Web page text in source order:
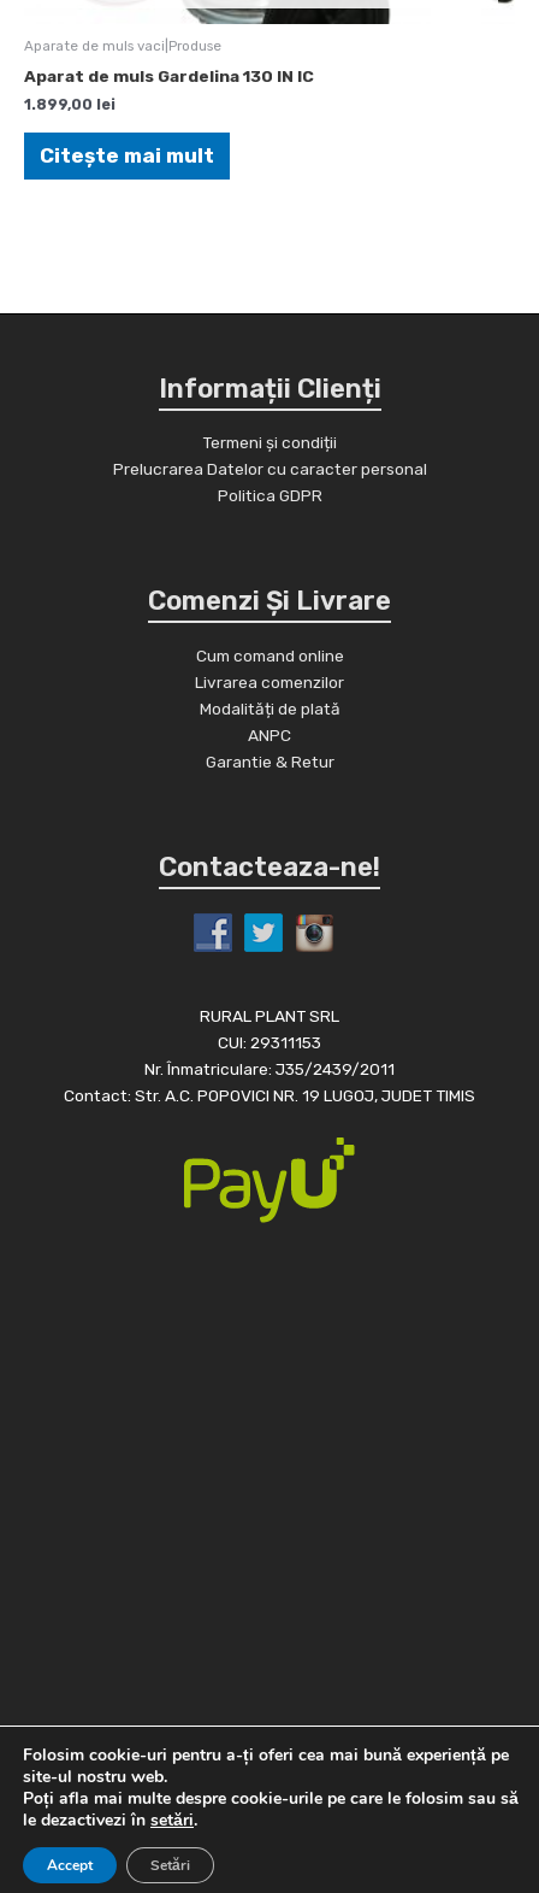
Aparate de muls vaci|Produse
Aparat de muls Gardelina 130 IN IC
1.899,00 lei
Citește mai mult
Informații Clienți
Termeni și condiții
Prelucrarea Datelor cu caracter personal
Politica GDPR
Comenzi Și Livrare
Cum comand online
Livrarea comenzilor
Modalități de plată
ANPC
Garantie & Retur
Contacteaza-ne!
RURAL PLANT SRL
CUI: 29311153
Nr. Înmatriculare: J35/2439/2011
Contact: Str. A.C. POPOVICI NR. 19 LUGOJ, JUDET TIMIS
Copyright © 2026 Banda de picurare |
Folosim cookie-uri pentru a-ți oferi cea mai bună experiență pe
site-ul nostru web.
Poți afla mai multe despre cookie-urile pe care le folosim sau să
le dezactivezi în setări.
Accept Setări